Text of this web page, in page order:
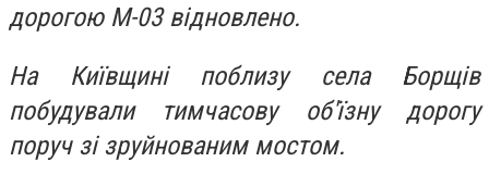
дорогою М-03 відновлено.
На Київщині поблизу села Борщів
побудували тимчасову об'їзну дорогу
поруч зі зруйнованим мостом.